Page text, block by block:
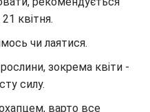
квітня.
чи лаятися.
зокрема квіти -
силу.
варто все